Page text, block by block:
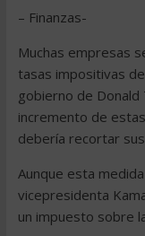
– Finanzas-
Muchas empresas
tasas impositivas
gobierno de Donald
incremento de
debería recortar
Aunque esta
vicepresidenta
un impuesto sobre